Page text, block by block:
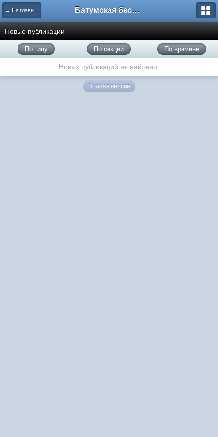
← На главную Батумская беседка
Новые публикации
По типу По секции По времени
Новых публикаций не найдено.
Полная версия